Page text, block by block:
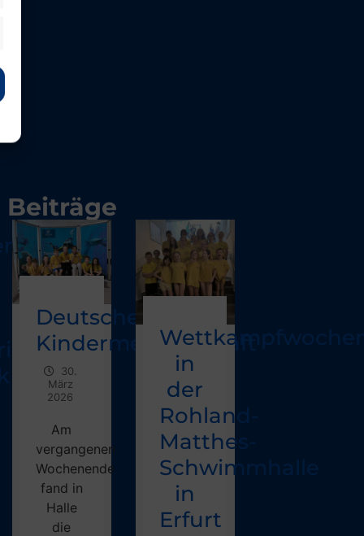
Beiträge
Deutsche
Kindermeisterschaft
30.
März
2026
Am
vergangenen
Wochenende
fand in
Halle
die
in
der
Rohland-
Matthes-
Schwimmhalle
in
Erfurt